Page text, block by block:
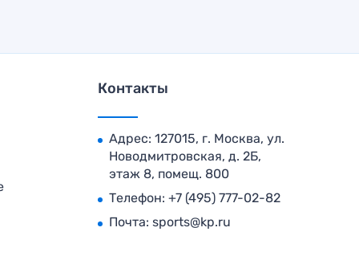
Контакты
Адрес: 127015, г. Москва, ул.
Новодмитровская, д. 2Б,
этаж 8, помещ. 800
Телефон: +7 (495) 777-02-82
Почта: sports@kp.ru